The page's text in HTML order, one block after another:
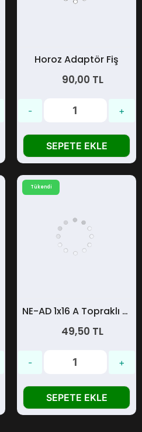
Horoz Adaptör Fiş
90,00 TL
SEPETE EKLE
Tükendi
NE-AD 1x16 A Topraklı Fiş UPS'li
49,50 TL
SEPETE EKLE